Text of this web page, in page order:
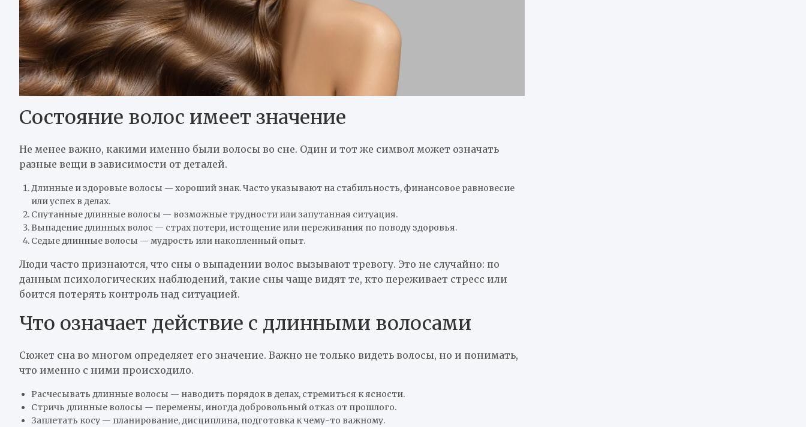
Состояние волос имеет значение
Не менее важно, какими именно были волосы во сне. Один и тот же символ может означать
разные вещи в зависимости от деталей.
Длинные и здоровые волосы — хороший знак. Часто указывают на стабильность, финансовое равновесие
или успех в делах.
Спутанные длинные волосы — возможные трудности или запутанная ситуация.
Выпадение длинных волос — страх потери, истощение или переживания по поводу здоровья.
Седые длинные волосы — мудрость или накопленный опыт.
Люди часто признаются, что сны о выпадении волос вызывают тревогу. Это не случайно: по
данным психологических наблюдений, такие сны чаще видят те, кто переживает стресс или
боится потерять контроль над ситуацией.
Что означает действие с длинными волосами
Сюжет сна во многом определяет его значение. Важно не только видеть волосы, но и понимать,
что именно с ними происходило.
Расчесывать длинные волосы — наводить порядок в делах, стремиться к ясности.
Стричь длинные волосы — перемены, иногда добровольный отказ от прошлого.
Заплетать косу — планирование, дисциплина, подготовка к чему-то важному.